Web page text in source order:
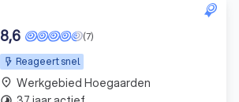
Reageert snel
(7)
8,6
place Werkgebied Hoegaarden